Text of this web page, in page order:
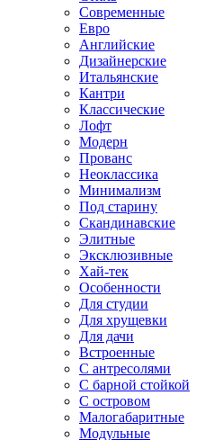
Современные
Евро
Английские
Дизайнерские
Итальянские
Кантри
Классические
Лофт
Модерн
Прованс
Неоклассика
Минимализм
Под старину
Скандинавские
Элитные
Эксклюзивные
Хай-тек
Особенности
Для студии
Для хрущевки
Для дачи
Встроенные
С антресолями
С барной стойкой
С островом
Малогабаритные
Модульные